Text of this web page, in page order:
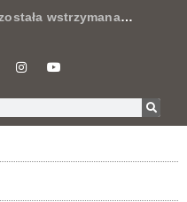
wstrzymana…